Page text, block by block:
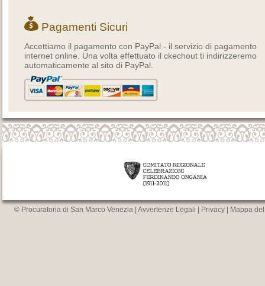
Pagamenti Sicuri
Accettiamo il pagamento con PayPal - il servizio di pagamento
internet online. Una volta effettuato il ckechout ti indirizzeremo
automaticamente al sito di PayPal.
© Procuratoria di San Marco Venezia | Avvertenze Legali Privacy Mappa